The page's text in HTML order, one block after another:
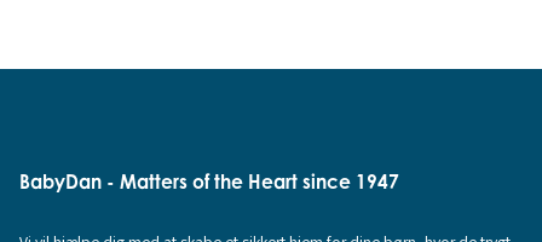
BabyDan - Matters of the Heart since 1947